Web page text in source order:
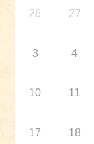
26 27
3 4
10 11
17 18